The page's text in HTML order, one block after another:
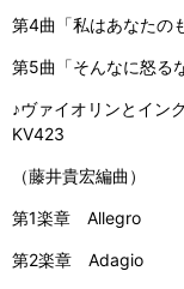
第4曲「私はあなたの
第5曲「そんなに怒る
♪ヴァイオリンとイン
KV423
（藤井貴宏編曲）
第1楽章 Allegro
第2楽章 Adagio